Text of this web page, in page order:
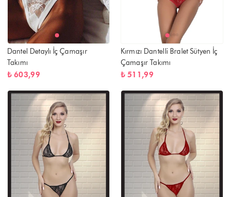
Dantel Detaylı İç Çamaşır
Takımı
₺ 603,99
Kırmızı Dantelli Bralet Sütyen İç
Çamaşır Takımı
₺ 511,99